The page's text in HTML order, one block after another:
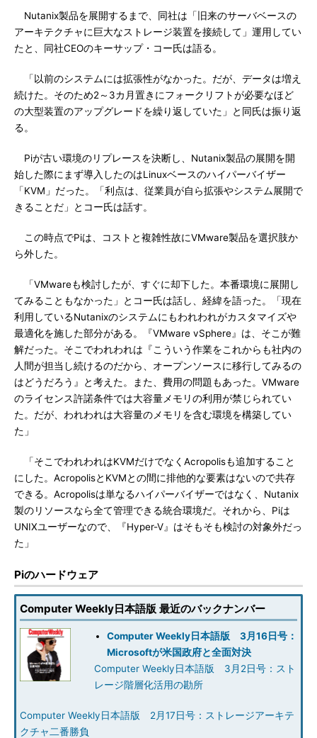
Nutanix製品を展開するまで、同社は「旧来のサーバベースの
アーキテクチャに巨大なストレージ装置を接続して」運用してい
たと、同社CEOのキーサップ・コー氏は語る。
「以前のシステムには拡張性がなかった。だが、データは増え
続けた。そのため2～3カ月置きにフォークリフトが必要なほど
の大型装置のアップグレードを繰り返していた」と同氏は振り返
る。
Piが古い環境のリプレースを決断し、Nutanix製品の展開を開
始した際にまず導入したのはLinuxベースのハイパーバイザー
「KVM」だった。「利点は、従業員が自ら拡張やシステム展開で
きることだ」とコー氏は話す。
この時点でPiは、コストと複雑性故にVMware製品を選択肢か
ら外した。
「VMwareも検討したが、すぐに却下した。本番環境に展開し
てみることもなかった」とコー氏は話し、経緯を語った。「現在
利用しているNutanixのシステムにもわれわれがカスタマイズや
最適化を施した部分がある。『VMware vSphere』は、そこが難
解だった。そこでわれわれは『こういう作業をこれからも社内の
人間が担当し続けるのだから、オープンソースに移行してみるの
はどうだろう』と考えた。また、費用の問題もあった。VMware
のライセンス許諾条件では大容量メモリの利用が禁じられてい
た。だが、われわれは大容量のメモリを含む環境を構築してい
た」
「そこでわれわれはKVMだけでなくAcropolisも追加すること
にした。AcropolisとKVMとの間に排他的な要素はないので共存
できる。Acropolisは単なるハイパーバイザーではなく、Nutanix
製のリソースなら全て管理できる統合環境だ。それから、Piは
UNIXユーザーなので、『Hyper-V』はそもそも検討の対象外だっ
た」
Piのハードウェア
Computer Weekly日本語版 最近のバックナンバー
Computer Weekly日本語版 3月16日号：
Microsoftが米国政府と全面対決
Computer Weekly日本語版 3月2日号：スト
レージ階層化活用の勘所
Computer Weekly日本語版 2月17日号：ストレージアーキテ
クチャ二番勝負